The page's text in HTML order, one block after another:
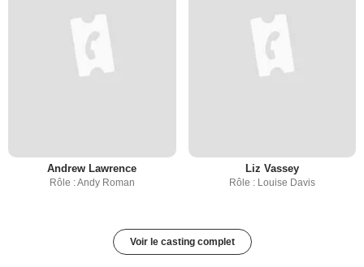
Andrew Lawrence
Rôle : Andy Roman
Liz Vassey
Rôle : Louise Davis
Voir le casting complet